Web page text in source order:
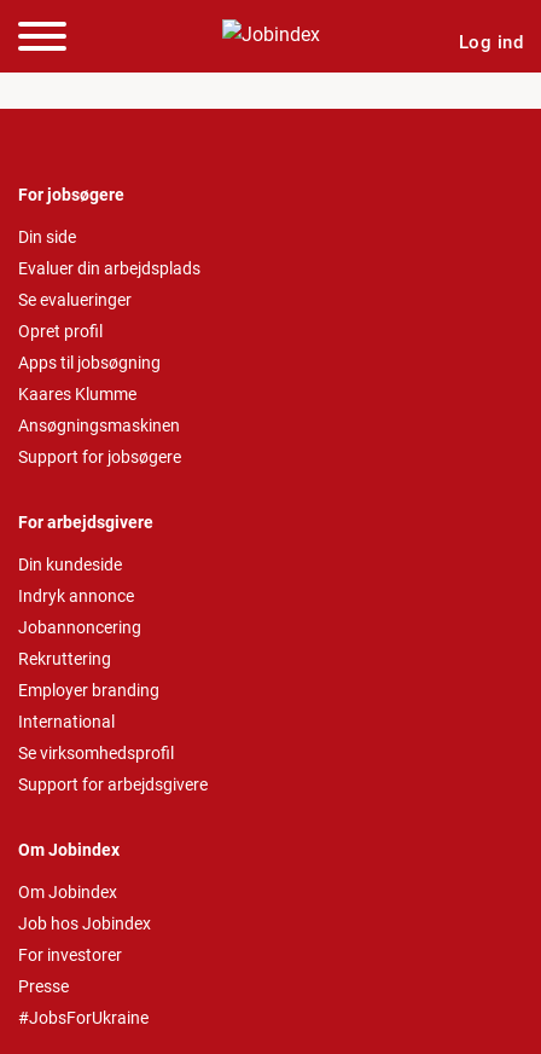
Log ind
For jobsøgere
Din side
Evaluer din arbejdsplads
Se evalueringer
Opret profil
Apps til jobsøgning
Kaares Klumme
Ansøgningsmaskinen
Support for jobsøgere
For arbejdsgivere
Din kundeside
Indryk annonce
Jobannoncering
Rekruttering
Employer branding
International
Se virksomhedsprofil
Support for arbejdsgivere
Om Jobindex
Om Jobindex
Job hos Jobindex
For investorer
Presse
#JobsForUkraine